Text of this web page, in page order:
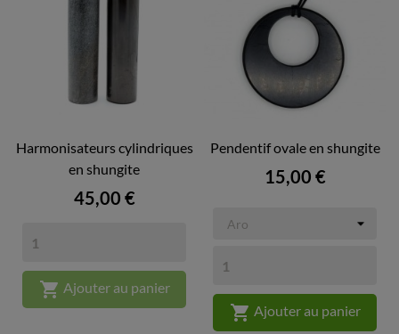
Harmonisateurs cylindriques
en shungite
Prix
45,00 €
 Ajouter au panier
Pendentif ovale en shungite
Prix
15,00 €
 Ajouter au panier